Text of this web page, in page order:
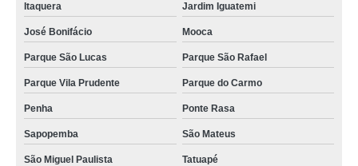
Itaquera Jardim Iguatemi
José Bonifácio Mooca
Parque São Lucas Parque São Rafael
Parque Vila Prudente Parque do Carmo
Penha Ponte Rasa
Sapopemba São Mateus
São Miguel Paulista Tatuapé